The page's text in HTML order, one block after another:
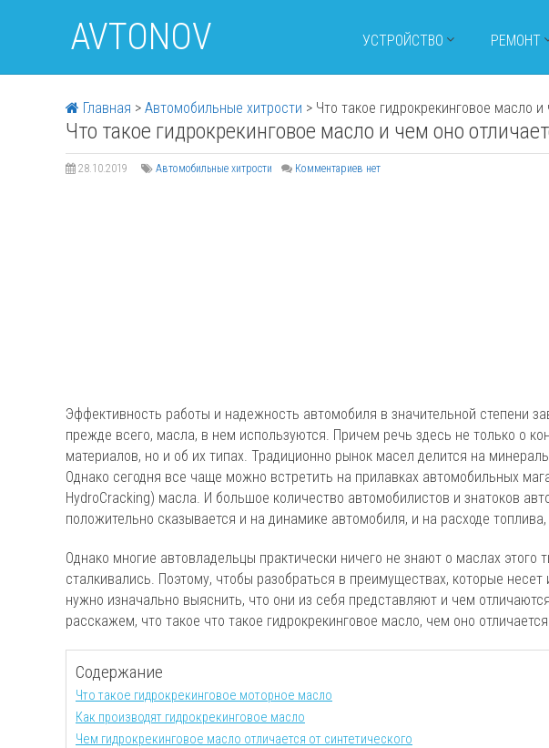
AVTONOV УСТРОЙСТВО РЕМОНТ
Главная > Автомобильные хитрости > Что такое гидрокрекинговое масло
Что такое гидрокрекинговое масло и чем оно
28.10.2019 Автомобильные хитрости Комментариев нет
Эффективность работы и надежность автомобиля в значительной степени
прежде всего, масла, в нем используются. Причем речь здесь не только о
материалов, но и об их типах. Традиционно рынок масел делится на
Однако сегодня все чаще можно встретить на прилавках автомобильных
HydroCracking) масла. И большое количество автомобилистов и знатоков
положительно сказывается и на динамике автомобиля, и на расходе
Однако многие автовладельцы практически ничего не знают о маслах этого
сталкивались. Поэтому, чтобы разобраться в преимуществах, которые
нужно изначально выяснить, что они из себя представляют и чем
расскажем, что такое что такое гидрокрекинговое масло, чем оно
Содержание
Что такое гидрокрекинговое моторное масло
Как производят гидрокрекинговое масло
Чем гидрокрекинговое масло отличается от синтетического